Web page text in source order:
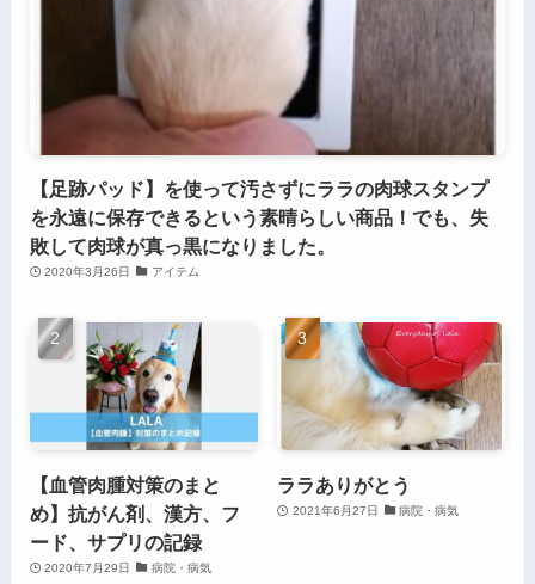
【足跡パッド】を使って汚さずにララの肉球スタンプ
を永遠に保存できるという素晴らしい商品！でも、失
敗して肉球が真っ黒になりました。
2020年3月26日 アイテム
【血管肉腫対策のまと
め】抗がん剤、漢方、フ
ード、サプリの記録
2020年7月29日 病院・病気
ララありがとう
2021年6月27日 病院・病気